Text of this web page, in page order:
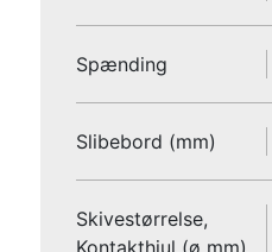
Spænding
Slibebord (mm)
Skivestørrelse,
Kontakthjul (ø mm)